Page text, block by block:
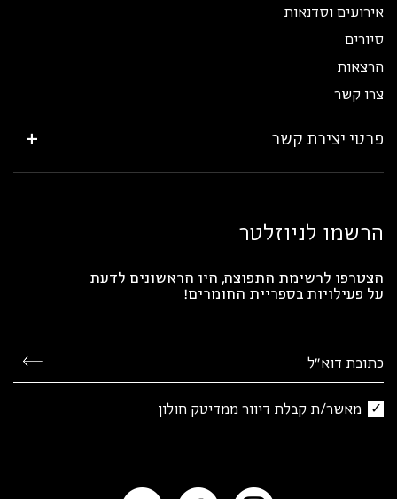
אירועים וסדנאות
סיורים
הרצאות
צרו קשר
פרטי יצירת קשר
הרשמו לניוזלטר
הצטרפו לרשימת התפוצה, היו הראשונים לדעת
על פעילויות בספריית החומרים!
מאשר/ת קבלת דיוור ממדיטק חולון